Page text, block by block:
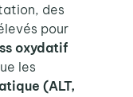
des
pour
oxydatif
les
(ALT,